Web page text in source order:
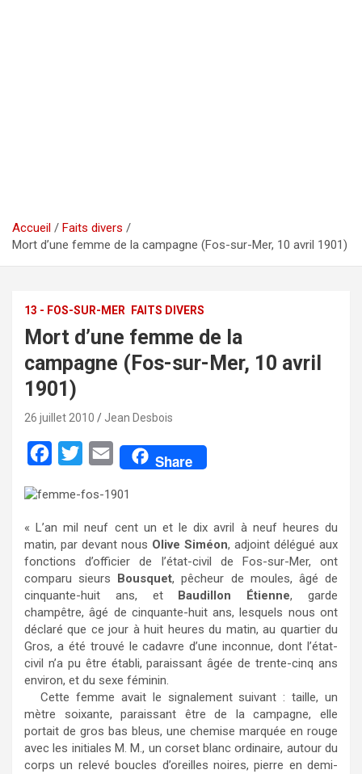
Accueil
Faits divers
Mort d’une femme de la campagne (Fos-sur-Mer, 10 avril 1901)
13 - FOS-SUR-MER FAITS DIVERS
Mort d’une femme de la
campagne (Fos-sur-Mer, 10 avril
1901)
26 juillet 2010 Jean Desbois
c
e
b
o
o
k
i
t
t
e
r
E
a
i
l
Share
« L’an mil neuf cent un et le dix avril à neuf heures du
matin, par devant nous Olive Siméon, adjoint délégué aux
fonctions d’officier de l’état-civil de Fos-sur-Mer, ont
comparu sieurs Bousquet, pêcheur de moules, âgé de
cinquante-huit ans, et Baudillon Étienne, garde
champêtre, âgé de cinquante-huit ans, lesquels nous ont
déclaré que ce jour à huit heures du matin, au quartier du
Gros, a été trouvé le cadavre d’une inconnue, dont l’état-
civil n’a pu être établi, paraissant âgée de trente-cinq ans
environ, et du sexe féminin.
Cette femme avait le signalement suivant : taille, un
mètre soixante, paraissant être de la campagne, elle
portait de gros bas bleus, une chemise marquée en rouge
avec les initiales M. M., un corset blanc ordinaire, autour du
corps un relevé boucles d’oreilles noires, pierre en demi-